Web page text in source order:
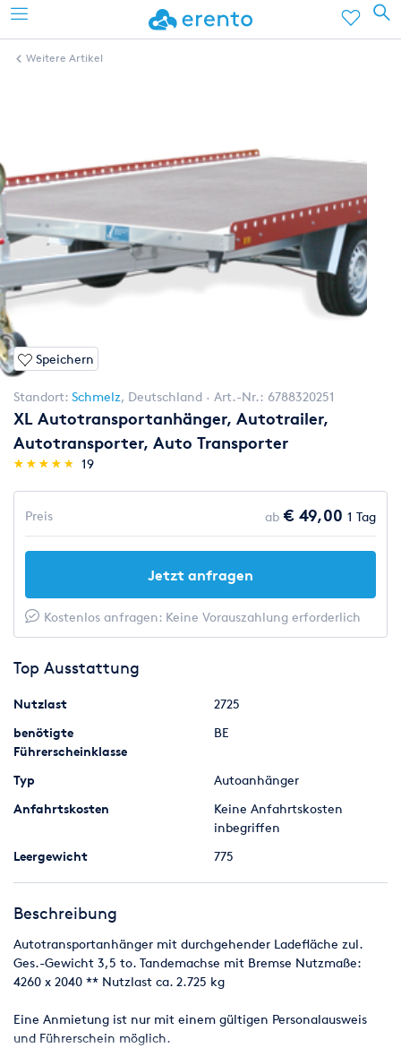
Weitere Artikel
Speichern
Standort: Schmelz, Deutschland Art.-Nr.: 6788320251
XL Autotransportanhänger, Autotrailer,
Autotransporter, Auto Transporter
(*)
★
★
(*)★
★
(*) ★
★
(*) ★
★
(*) ★
★ 19
Preis ab € 49,00 1 Tag
Jetzt anfragen
Kostenlos anfragen: Keine Vorauszahlung erforderlich
Top Ausstattung
Nutzlast
2725
benötigte
Führerscheinklasse
BE
Typ
Autoanhänger
Anfahrtskosten
Keine Anfahrtskosten
inbegriffen
Leergewicht
775
Beschreibung
Autotransportanhänger mit durchgehender Ladefläche zul.
Ges.-Gewicht 3,5 to. Tandemachse mit Bremse Nutzmaße:
4260 x 2040 ** Nutzlast ca. 2.725 kg
Eine Anmietung ist nur mit einem gültigen Personalausweis
und Führerschein möglich.